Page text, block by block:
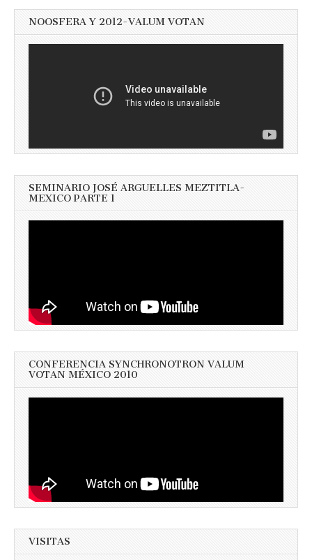
NOOSFERA Y 2012-VALUM VOTAN
SEMINARIO JOSÉ ARGUELLES MEZTITLA-
MEXICO PARTE 1
CONFERENCIA SYNCHRONOTRON VALUM
VOTAN MÉXICO 2010
VISITAS